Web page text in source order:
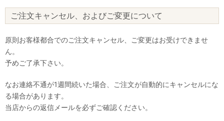
ご注文キャンセル、およびご変更について
原則お客様都合でのご注文キャンセル、ご変更はお受けできませ
ん。
予めご了承下さい。
なお連絡不通が1週間続いた場合、ご注文が自動的にキャンセルにな
る場合があります。
当店からの返信メールを必ずご確認ください。